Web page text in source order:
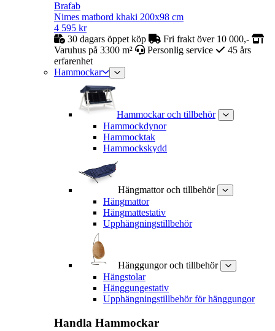
Brafab
Nimes matbord khaki 200x98 cm
4 595 kr
30 dagars öppet köp
Fri frakt över 10 000,-
Varuhus på 3300 m²
Personlig service
45 års
erfarenhet
Hammockar
Hammockar och tillbehör
Hammockdynor
Hammocktak
Hammockskydd
Hängmattor och tillbehör
Hängmattor
Hängmattestativ
Upphängningstillbehör
Hänggungor och tillbehör
Hängstolar
Hänggungestativ
Upphängningstillbehör för hänggungor
Handla Hammockar